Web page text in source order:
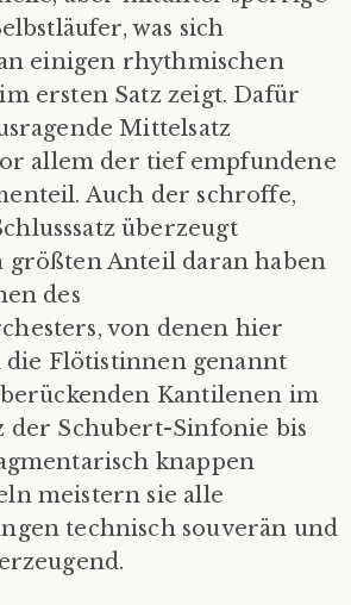
was sich
einigen rhythmischen
ersten Satz zeigt. Dafür
Mittelsatz
allem der tief empfundene
Auch der schroffe,
überzeugt
größten Anteil daran haben
des
von denen hier
Flötistinnen genannt
berückenden Kantilenen im
der Schubert-Sinfonie bis
knappen
meistern sie alle
technisch souverän und